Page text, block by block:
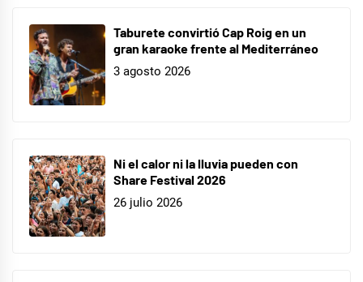
Singer,
Televisión
Taburete convirtió Cap Roig en un
gran karaoke frente al Mediterráneo
3 agosto 2026
Ni el calor ni la lluvia pueden con
Share Festival 2026
26 julio 2026